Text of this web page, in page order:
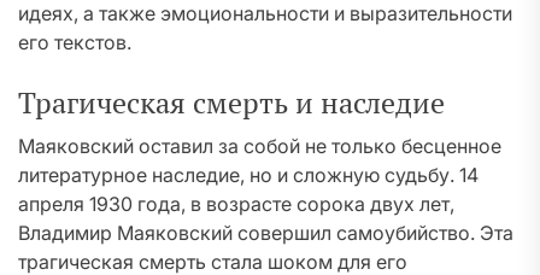
идеях, а также эмоциональности и выразительности
его текстов.
Трагическая смерть и наследие
Маяковский оставил за собой не только бесценное
литературное наследие, но и сложную судьбу. 14
апреля 1930 года, в возрасте сорока двух лет,
Владимир Маяковский совершил самоубийство. Эта
трагическая смерть стала шоком для его